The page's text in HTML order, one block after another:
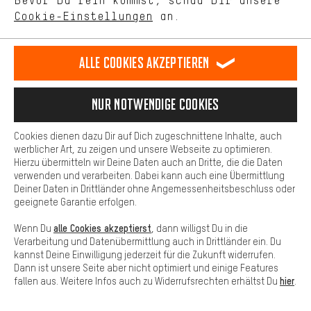
SICHER EINKAUFEN
SICHER BEZAHLEN
Cookie-Einstellungen an.
unseres Shop-Angebots.
Dein Shopping-Erlebnis wird komfortabler. Mit Komfort-Cookies
stellen wir Verknüpfungen zu Social Media Plattformen her. So
können wir dir weitere nützliche Inhalte und Informationen zur
Verfügung stellen. Zudem hast du die Möglichkeit zusätzliche
Services zu nutzen, die es dir erleichtern die richtigen Produkte zu
finden. Beispielsweise bieten wir eine Chat-Funktion an, damit
Fragen schnell und unkompliziert beantwortet werden können.
Basis
Basis-Cookies gewährleisten, dass Du unsere Webseite
grundsätzlich nutzen kannst.
Alle Cookies akzeptieren
Nur Notwendige Cookies
Cookies dienen dazu Dir auf Dich zugeschnittene Inhalte, auch
werblicher Art, zu zeigen und unsere Webseite zu optimieren.
Hierzu übermitteln wir Deine Daten auch an Dritte, die die Daten
verwenden und verarbeiten. Dabei kann auch eine Übermittlung
Deiner Daten in Drittländer ohne Angemessenheitsbeschluss oder
geeignete Garantie erfolgen.
Wenn Du alle Cookies akzeptierst , dann willigst Du in die
Verarbeitung und Datenübermittlung auch in Drittländer ein. Du
kannst Deine Einwilligung jederzeit für die Zukunft widerrufen.
Dann ist unsere Seite aber nicht optimiert und einige Features
fallen aus. Weitere Infos auch zu Widerrufsrechten erhältst Du hier